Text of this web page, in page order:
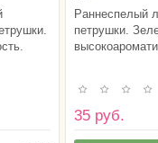
Раннеспелый
петрушки.
35 руб.